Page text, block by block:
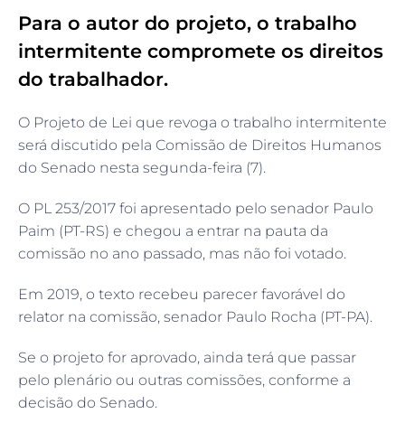
Para o autor do projeto, o trabalho
intermitente compromete os direitos
do trabalhador.
O Projeto de Lei que revoga o trabalho intermitente
será discutido pela Comissão de Direitos Humanos
do Senado nesta segunda-feira (7).
O PL 253/2017 foi apresentado pelo senador Paulo
Paim (PT-RS) e chegou a entrar na pauta da
comissão no ano passado, mas não foi votado.
Em 2019, o texto recebeu parecer favorável do
relator na comissão, senador Paulo Rocha (PT-PA).
Se o projeto for aprovado, ainda terá que passar
pelo plenário ou outras comissões, conforme a
decisão do Senado.